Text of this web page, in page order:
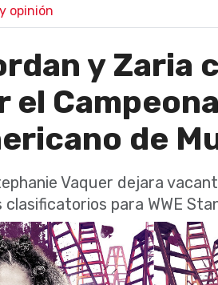
opinión
y Zaria
el
de
Vaquer dejara
para WWE